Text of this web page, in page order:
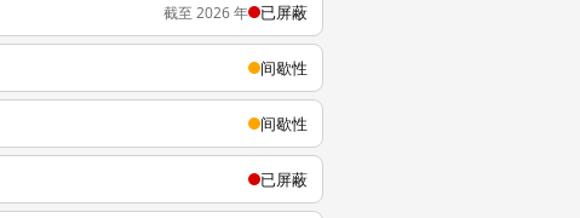
截至 2026 年 已屏蔽
间歇性
间歇性
已屏蔽